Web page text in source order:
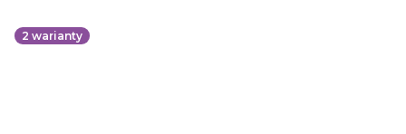
2 warianty